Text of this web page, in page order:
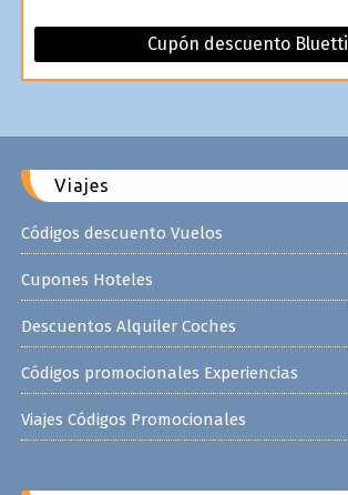
Cupón descuento Bluetti
Viajes
Códigos descuento Vuelos
Cupones Hoteles
Descuentos Alquiler Coches
Códigos promocionales Experiencias
Viajes Códigos Promocionales